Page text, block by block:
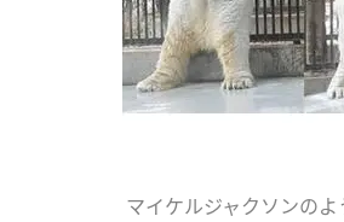
マイケルジャクソンの